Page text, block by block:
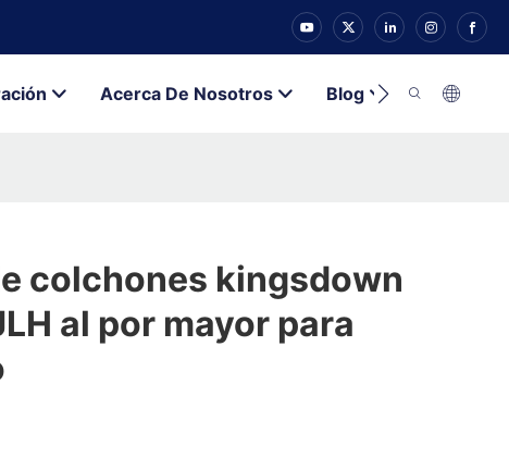
Acerca De Nosotros Blog Contacto
colchones kingsdown
al por mayor para